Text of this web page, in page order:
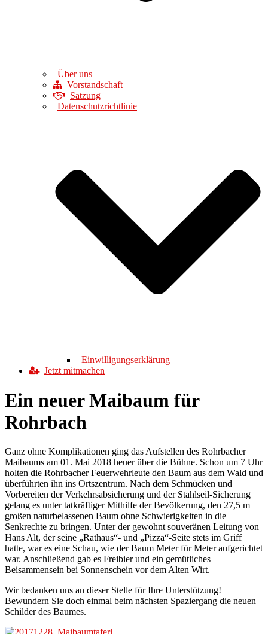
Über uns
Vorstandschaft
Satzung
Datenschutzrichtlinie
Einwilligungserklärung
Jetzt mitmachen
Ein neuer Maibaum für
Rohrbach
Ganz ohne Komplikationen ging das Aufstellen des Rohrbacher
Maibaums am 01. Mai 2018 heuer über die Bühne. Schon um 7 Uhr
holten die Rohrbacher Feuerwehrleute den Baum aus dem Wald und
überführten ihn ins Ortszentrum. Nach dem Schmücken und
Vorbereiten der Verkehrsabsicherung und der Stahlseil-Sicherung
gelang es unter tatkräftiger Mithilfe der Bevölkerung, den 27,5 m
großen naturbelassenen Baum ohne Schwierigkeiten in die
Senkrechte zu bringen. Unter der gewohnt souveränen Leitung von
Hans Alt, der seine „Rathaus“- und „Pizza“-Seite stets im Griff
hatte, war es eine Schau, wie der Baum Meter für Meter aufgerichtet
war. Anschließend gab es Freibier und ein gemütliches
Beisammensein bei Sonnenschein vor dem Alten Wirt.
Wir bedanken uns an dieser Stelle für Ihre Unterstützung!
Bewundern Sie doch einmal beim nächsten Spaziergang die neuen
Schilder des Baumes.